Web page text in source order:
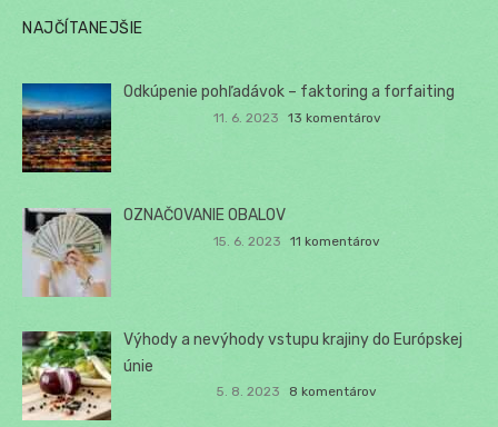
NAJČÍTANEJŠIE
Odkúpenie pohľadávok – faktoring a forfaiting
11. 6. 2023 13 komentárov
OZNAČOVANIE OBALOV
15. 6. 2023 11 komentárov
Výhody a nevýhody vstupu krajiny do Európskej
únie
5. 8. 2023 8 komentárov